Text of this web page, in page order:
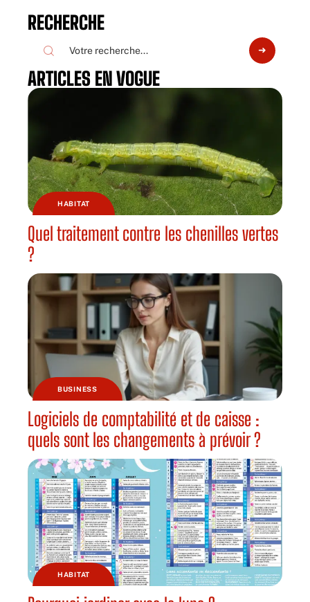
RECHERCHE
ARTICLES EN VOGUE
HABITAT
Quel traitement contre les chenilles vertes
?
BUSINESS
Logiciels de comptabilité et de caisse :
quels sont les changements à prévoir ?
HABITAT